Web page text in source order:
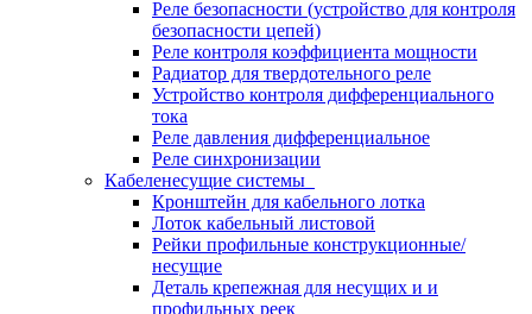
Реле безопасности (устройство для контроля
безопасности цепей)
Реле контроля коэффициента мощности
Радиатор для твердотельного реле
Устройство контроля дифференциального
тока
Реле давления дифференциальное
Реле синхронизации
Кабеленесущие системы
Кронштейн для кабельного лотка
Лоток кабельный листовой
Рейки профильные конструкционные/
несущие
Деталь крепежная для несущих и и
профильных реек